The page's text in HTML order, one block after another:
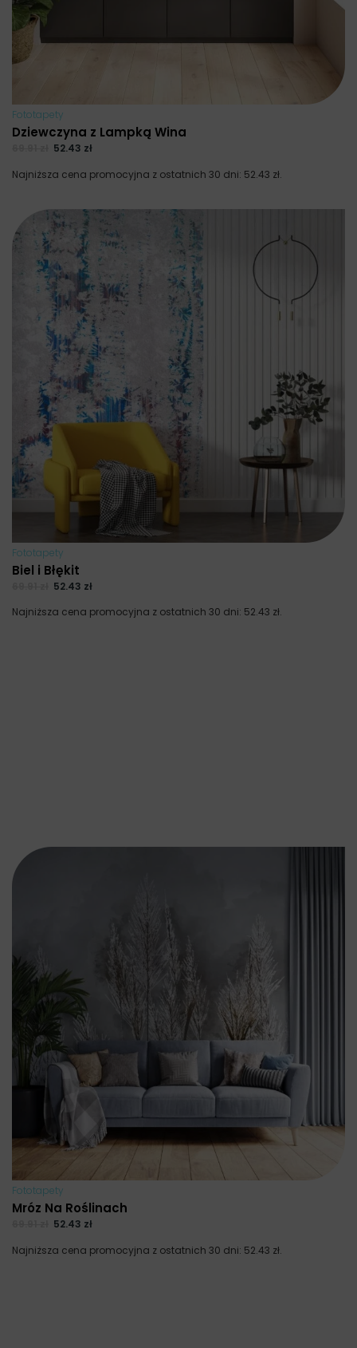
Fototapety
Dziewczyna z Lampką Wina
52.43 zł
Najniższa cena promocyjna z ostatnich 30 dni: 52.43 zł.
Fototapety
Biel i Błękit
52.43 zł
Najniższa cena promocyjna z ostatnich 30 dni: 52.43 zł.
Fototapety
Mróz Na Roślinach
52.43 zł
Najniższa cena promocyjna z ostatnich 30 dni: 52.43 zł.